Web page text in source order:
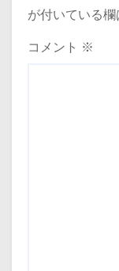
が付いている
コメント ※